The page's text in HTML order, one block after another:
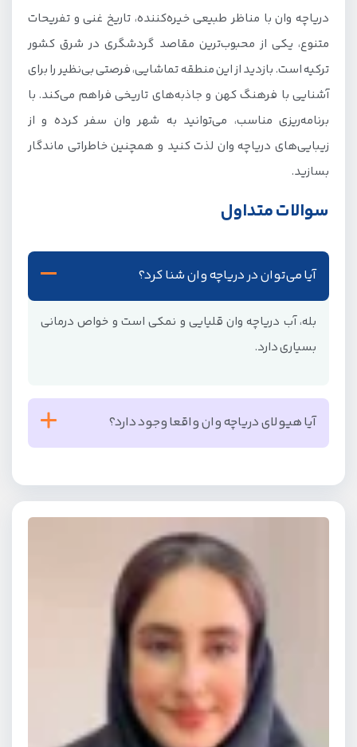
دریاچه وان با مناظر طبیعی خیره‌کننده، تاریخ غنی و تفریحات
متنوع، یکی از محبوب‌ترین مقاصد گردشگری در شرق کشور
ترکیه است. بازدید از این منطقه تماشایی، فرصتی بی‌نظیر را برای
آشنایی با فرهنگ کهن و جاذبه‌های تاریخی فراهم می‌کند. با
برنامه‌ریزی مناسب، می‌توانید به شهر وان سفر کرده و از
زیبایی‌های دریاچه وان لذت کنید و همچنین خاطراتی ماندگار
بسازید.
سوالات متداول
آیا می‌توان در دریاچه وان شنا کرد؟
بله، آب دریاچه وان قلیایی و نمکی است و خواص درمانی
بسیاری دارد.
آیا هیولای دریاچه وان واقعا وجود دارد؟
معاصر ترکیه است که که کنجکاوی بسیاری از گردشگران را
برمی‌انگیزد. سال‌هاست مردم بومی از موجودی اسرارآمیز
در دریاچه وان شبیه به هیولای لاک‌نس سخن می‌گویند، اما
تاکنون هیچ مدرک یا تصویری معتبر از آن ثبت نشده است.